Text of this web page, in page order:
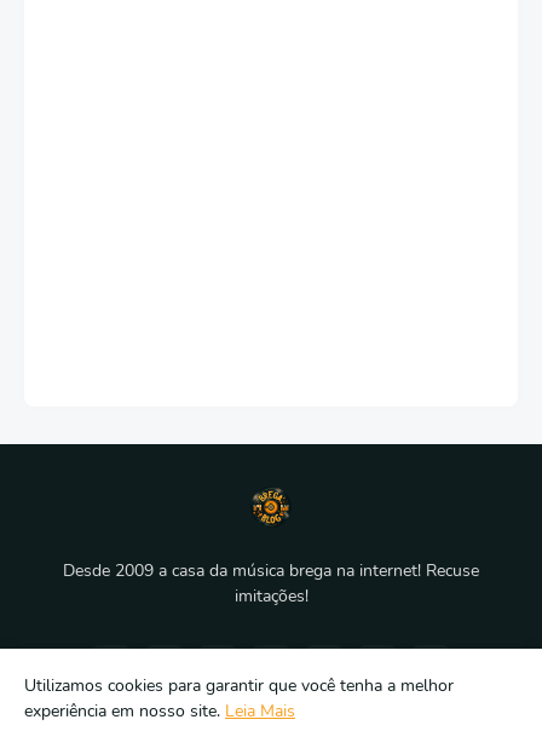
Desde 2009 a casa da música brega na internet! Recuse
imitações!
Utilizamos cookies para garantir que você tenha a melhor
experiência em nosso site. Leia Mais